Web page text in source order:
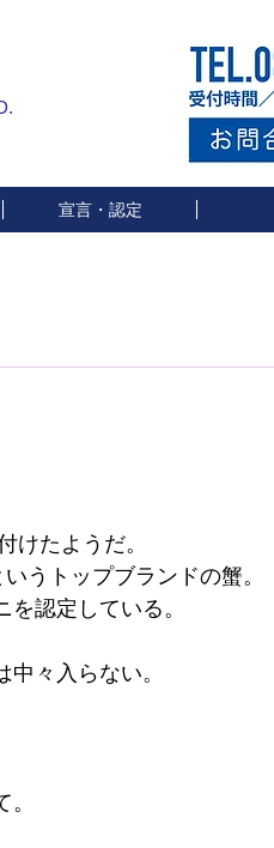
宣言・認定
けたようだ。
うトップブランドの蟹。
認定している。
々入らない。